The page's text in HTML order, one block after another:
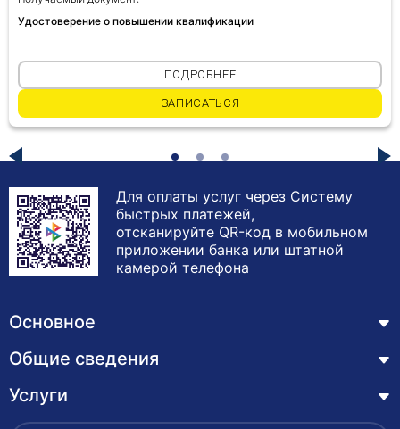
Удостоверение о повышении квалификации
ПОДРОБНЕЕ
ЗАПИСАТЬСЯ
Для оплаты услуг через Систему
быстрых платежей,
отсканируйте QR-код в мобильном
приложении банка или штатной
камерой телефона
Основное
Курсы
Лицензия
Обучающимся
Общие сведения
Основные сведения
Услуги